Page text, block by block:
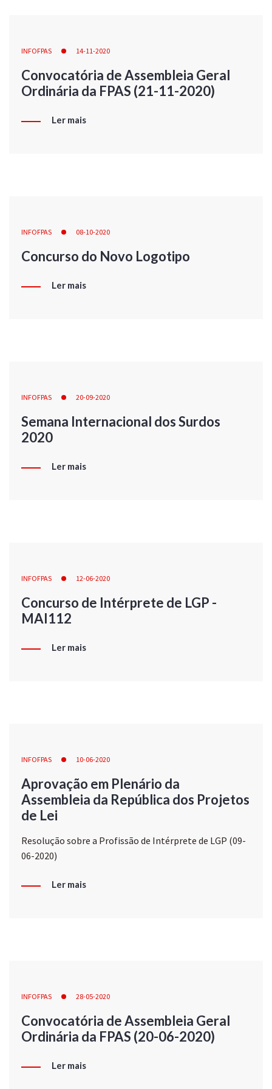
INFOFPAS 14-11-2020
Convocatória de Assembleia Geral
Ordinária da FPAS (21-11-2020)
Ler mais
INFOFPAS 08-10-2020
Concurso do Novo Logotipo
Ler mais
INFOFPAS 20-09-2020
Semana Internacional dos Surdos
2020
Ler mais
INFOFPAS 12-06-2020
Concurso de Intérprete de LGP -
MAI112
Ler mais
INFOFPAS 10-06-2020
Aprovação em Plenário da
Assembleia da República dos Projetos
de Lei
Resolução sobre a Profissão de Intérprete de LGP (09-
06-2020)
Ler mais
INFOFPAS 28-05-2020
Convocatória de Assembleia Geral
Ordinária da FPAS (20-06-2020)
Ler mais